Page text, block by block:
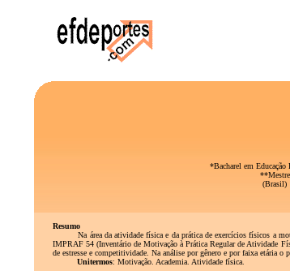
*Bacharel em Educação
**Mestre
(Brasil)
Resumo
Na área da atividade física e da prática de exercícios físicos a
IMPRAF 54 (Inventário de Motivação à Prática Regular de Atividade
de estresse e competitividade. Na análise por gênero e por faixa etária o
Unitermos: Motivação. Academia. Atividade física.